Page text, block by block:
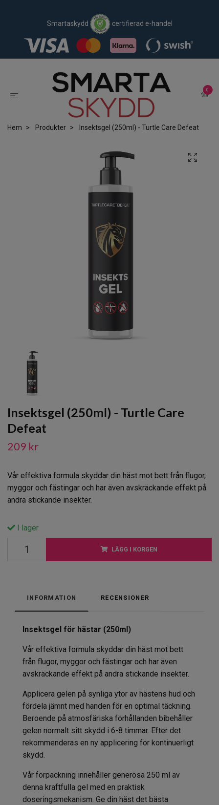
Smartaskydd certifierad e-handel
0
Hem Produkter Insektsgel (250ml) - Turtle Care Defeat
Insektsgel (250ml) - Turtle Care
Defeat
209 kr
Vår effektiva formula skyddar din häst mot bett från flugor,
myggor och fästingar och har även avskräckande effekt på
andra stickande insekter.
I lager
LÄGG I KORGEN
INFORMATION RECENSIONER
Insektsgel för hästar (250ml)
Vår effektiva formula skyddar din häst mot bett
från flugor, myggor och fästingar och har även
avskräckande effekt på andra stickande insekter.
Applicera gelen på synliga ytor av hästens hud och
fördela jämnt med handen för en optimal täckning.
Beroende på atmosfäriska förhållanden bibehåller
gelen normalt sitt skydd i 6-8 timmar. Efter det
rekommenderas en ny applicering för kontinuerligt
skydd.
Vår förpackning innehåller generösa 250 ml av
denna kraftfulla gel med en praktisk
doseringsmekanism. Ge din häst det bästa